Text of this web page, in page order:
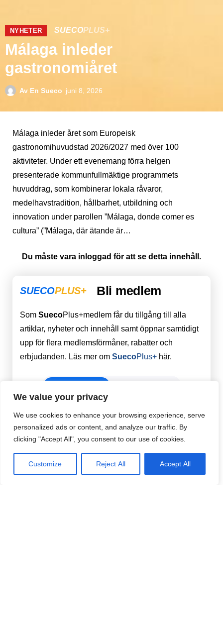
We value your privacy
We use cookies to enhance your browsing experience, serve
personalized ads or content, and analyze our traffic. By
clicking "Accept All", you consent to our use of cookies.
Customize Reject All Accept All
NYHETER SUECOPLUS+
Málaga inleder
gastronomiåret
Av En Sueco juni 8, 2026
Málaga inleder året som Europeisk
gastronomihuvudstad 2026/2027 med över 100
aktiviteter. Under ett evenemang förra helgen
presenterade kommunfullmäktige programmets
huvuddrag, som kombinerar lokala råvaror,
medelhavstradition, hållbarhet, utbildning och
innovation under parollen ”Málaga, donde comer es
cultura” (”Málaga, där ätande är…
Du måste vara inloggad för att se detta innehåll.
SUECOPLUS+ Bli medlem
Som SuecoPlus+medlem får du tillgång till alla
artiklar, nyheter och innehåll samt öppnar samtidigt
upp för flera medlemsförmåner, rabatter och
erbjudanden. Läs mer om SuecoPlus+ här.
Förnamn *
Efternamn *
Email
Password